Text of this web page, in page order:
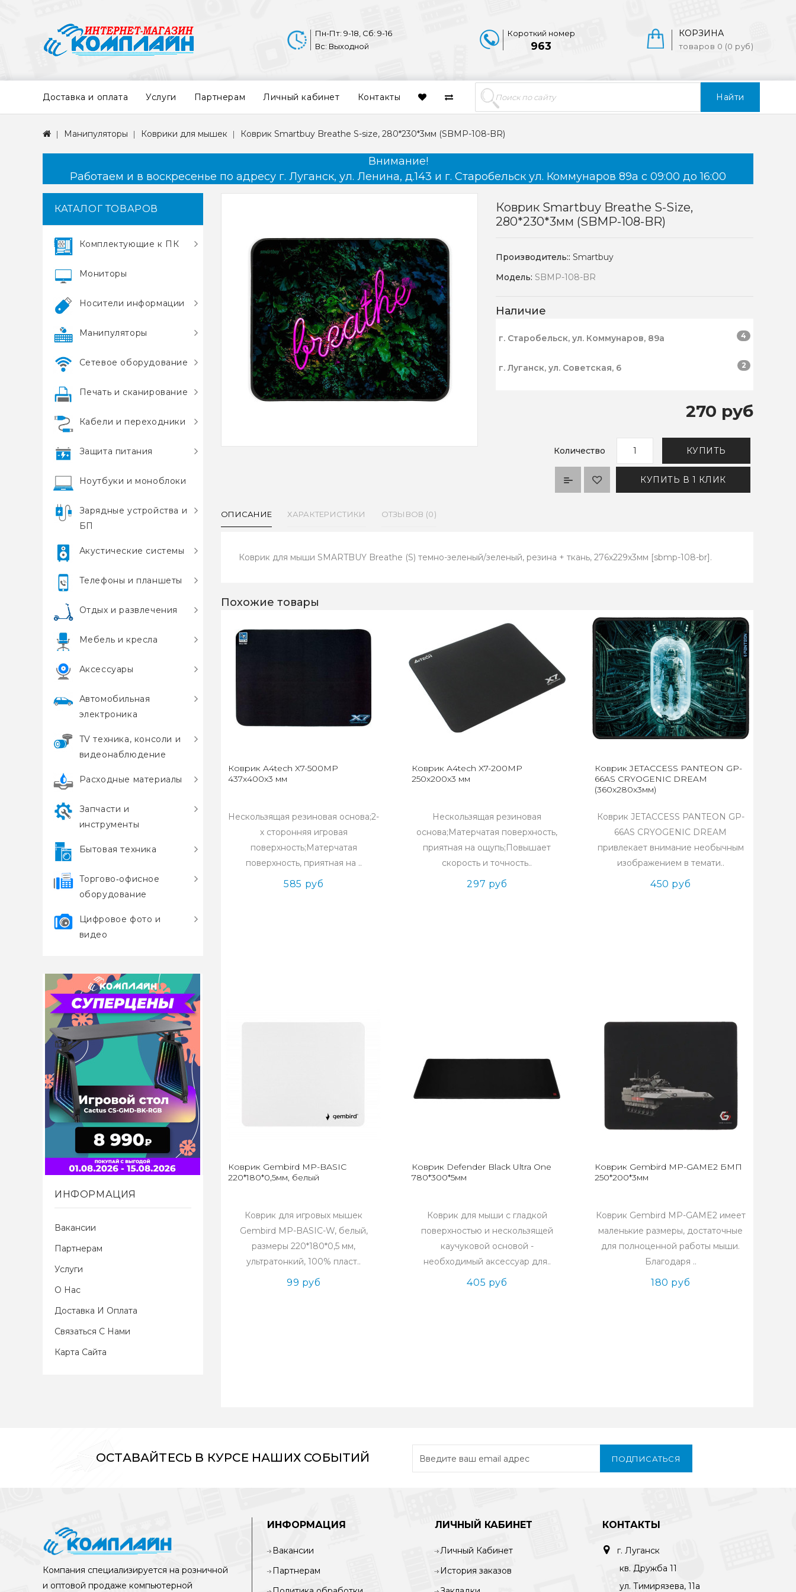
Найти
КОРЗИНА
товаров 0 (0 руб)
Короткий номер
963
Пн-Пт: 9-18, Сб: 9-16
Вс: Выходной
Доставка и оплата Услуги Партнерам Личный кабинет Контакты
Манипуляторы Коврики для мышек Коврик Smartbuy Breathe S-size, 280*230*3мм (SBMP-108-BR)
Внимание!
Работаем и в воскресенье по адресу г. Луганск, ул. Ленина, д.143 и г. Старобельск ул. Коммунаров 89а с 09:00 до 16:00
КАТАЛОГ ТОВАРОВ
Комплектующие к ПК
Мониторы
Носители информации
Манипуляторы
Сетевое оборудование
Печать и сканирование
Кабели и переходники
Защита питания
Ноутбуки и моноблоки
Зарядные устройства и
БП
Акустические системы
Телефоны и планшеты
Отдых и развлечения
Мебель и кресла
Аксессуары
Автомобильная
электроника
TV техника, консоли и
видеонаблюдение
Расходные материалы
Запчасти и
инструменты
Бытовая техника
Торгово‑офисное
оборудование
Цифровое фото и
видео
ИНФОРМАЦИЯ
Вакансии
Партнерам
Услуги
О Нас
Доставка И Оплата
Связаться С Нами
Карта Сайта
Коврик Smartbuy Breathe S-Size,
280*230*3мм (SBMP-108-BR)
Производитель::Smartbuy
Модель: SBMP-108-BR
Наличие
г. Старобельск, ул. Коммунаров, 89а 4
г. Луганск, ул. Советская, 6 2
270 руб
Количество КУПИТЬ
КУПИТЬ В 1 КЛИК
ОПИСАНИЕ ХАРАКТЕРИСТИКИ ОТЗЫВОВ (0)
Коврик для мыши SMARTBUY Breathe (S) темно-зеленый/зеленый, резина + ткань, 276х229х3мм [sbmp-108-br].
Похожие товары
Коврик A4tech X7-500MP
437x400x3 мм
Нескользящая резиновая основа;2-
х сторонняя игровая
поверхность;Матерчатая
поверхность, приятная на ..
585 руб
Коврик A4tech X7-200MP
250x200x3 мм
Нескользящая резиновая
основа;Матерчатая поверхность,
приятная на ощупь;Повышает
скорость и точность..
297 руб
Коврик JETACCESS PANTEON GP-
66AS CRYOGENIC DREAM
(360x280x3мм)
Коврик JETACCESS PANTEON GP-
66AS CRYOGENIC DREAM
привлекает внимание необычным
изображением в темати..
450 руб
Коврик Gembird MP-BASIC
220*180*0,5мм, белый
Коврик для игровых мышек
Gembird MP-BASIC-W, белый,
размеры 220*180*0,5 мм,
ультратонкий, 100% пласт..
99 руб
Коврик Defender Black Ultra One
780*300*5мм
Коврик для мыши с гладкой
поверхностью и нескользящей
каучуковой основой -
необходимый аксессуар для..
405 руб
Коврик Gembird MP-GAME2 БМП
250*200*3мм
Коврик Gembird MP-GAME2 имеет
маленькие размеры, достаточные
для полноценной работы мыши.
Благодаря ..
180 руб
ОСТАВАЙТЕСЬ В КУРСЕ НАШИХ СОБЫТИЙ ПОДПИСАТЬСЯ
Компания специализируется на розничной
и оптовой продаже компьютерной
ИНФОРМАЦИЯ
Вакансии
Партнерам
ЛИЧНЫЙ КАБИНЕТ
Личный Кабинет
История заказов
КОНТАКТЫ
г. Луганск
кв. Дружба 11
ул. Тимирязева, 11а